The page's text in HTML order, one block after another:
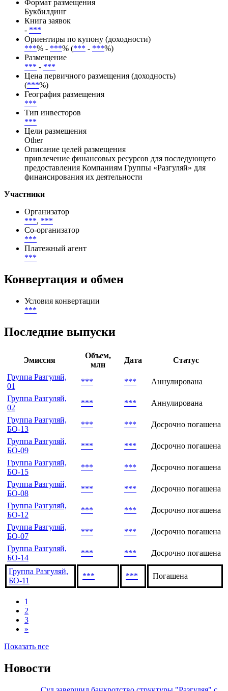
Открытая подписка
Тип размещения
Публичное
Формат размещения
Букбилдинг
Книга заявок
-***
Ориентиры по купону (доходности)
***% -
Размещение
***
Цена первичного размещения (доходность)
(***
География размещения
***
Тип инвесторов
***
Цели размещения
Other
привлечение финансовых ресурсов для последующего
финансирования их деятельности
Участники
Организатор
***
Платежный агент
Конвертация и обмен
Условия конвертации
Последние выпуски
Эмиссия
млн
Группа Разгуляй,
01
Группа Разгуляй,
02
Группа Разгуляй,
БО-13
Группа Разгуляй,
БО-09
Группа Разгуляй,
БО-15
Группа Разгуляй,
БО-08
Группа Разгуляй,
БО-12
Группа Разгуляй,
БО-07
*** ***
Досрочно погашена
Группа Разгуляй,
*** *** Досрочно погашена
Группа Разгуляй,
БО-11
2